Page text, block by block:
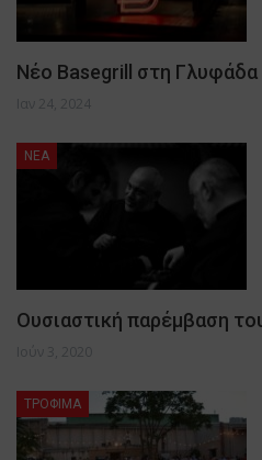
Νέο Basegrill στη Γλυφάδα
Ιαν 24, 2024
NEA
Ουσιαστική παρέμβαση
Ιούν 3, 2020
ΤΡΟΦΙΜΑ